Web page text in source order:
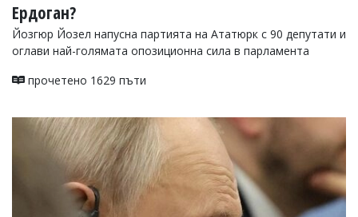
редакцията
не
носи
отговорност
тях!
обиден
сигнализирайте
Ердоган?
Йозгюр Йозел напусна партията на Ататюрк с 90 депутати и
оглави най-голямата опозиционна сила в парламента
прочетено 1629 пъти